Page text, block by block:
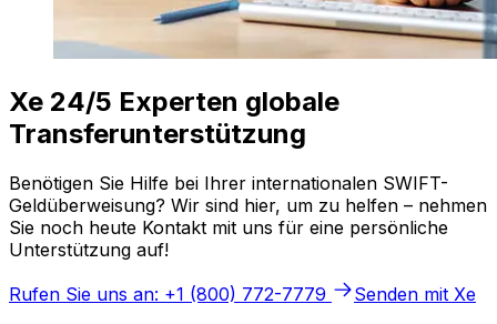
Xe 24/5 Experten globale
Transferunterstützung
Benötigen Sie Hilfe bei Ihrer internationalen SWIFT-
Geldüberweisung? Wir sind hier, um zu helfen – nehmen
Sie noch heute Kontakt mit uns für eine persönliche
Unterstützung auf!
Rufen Sie uns an: +1 (800) 772-7779
Senden mit Xe